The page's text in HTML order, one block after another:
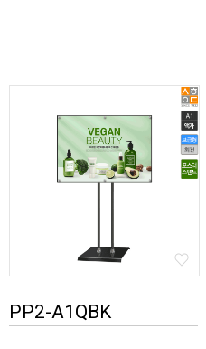
PP2-A1QBK